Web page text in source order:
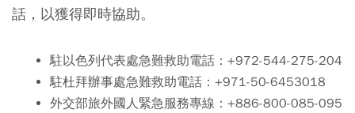
話，以獲得即時協助。
駐以色列代表處急難救助電話：+972-544-275-204
駐杜拜辦事處急難救助電話：+971-50-6453018
外交部旅外國人緊急服務專線：+886-800-085-095